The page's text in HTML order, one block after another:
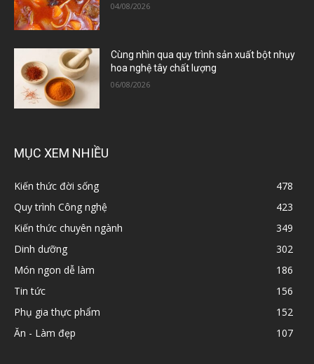
04/08/2026
Cùng nhìn qua quy trình sản xuất bột nhụy
hoa nghệ tây chất lượng
06/08/2026
MỤC XEM NHIỀU
Kiến thức đời sống
478
Quy trình Công nghệ
423
Kiến thức chuyên ngành
349
Dinh dưỡng
302
Món ngon dễ làm
186
Tin tức
156
Phụ gia thực phẩm
152
Ăn - Làm đẹp
107